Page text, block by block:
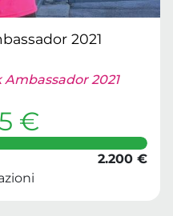
2021
Ambassador 2021
€
2.200 €